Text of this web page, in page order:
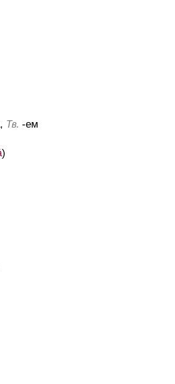
Тв. -ем
)